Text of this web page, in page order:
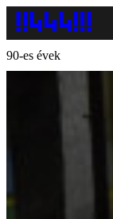
90-es évek